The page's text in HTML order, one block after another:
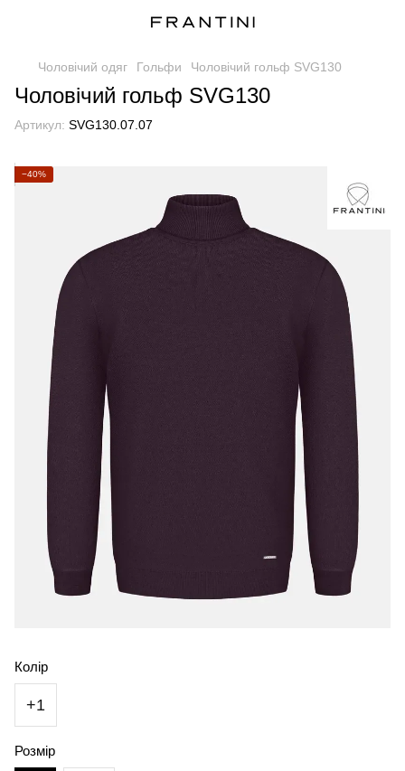
Чоловічий одяг Гольфи Чоловічий гольф SVG130
Чоловічий гольф SVG130
Артикул: SVG130.07.07
−40%
Колір
+1
Розмір